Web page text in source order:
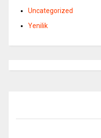
Uncategorized
Yenilik